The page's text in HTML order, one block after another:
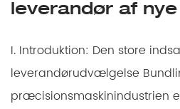
leverandør af
I. Introduktion: Den store
leverandørudvælgelse Bundlinjen: I
præcisionsmaskinindustrien